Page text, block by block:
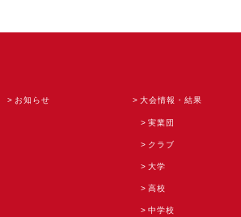
お知らせ 大会情報・結果
実業団
クラブ
大学
高校
中学校